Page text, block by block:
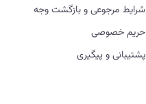
شرایط مرجوعی و بازگشت وجه
حریم خصوصی
پشتیبانی و پیگیری